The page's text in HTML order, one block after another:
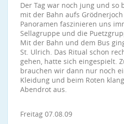
Der Tag war noch jung und so
mit der Bahn aufs
Panoramen faszinieren uns
Sellagruppe und die
Mit der Bahn und dem Bus
St. Ulrich. Das Ritual schon
gehen, hatte sich eingespielt.
brauchen wir dann nur noch
Kleidung und beim Roten
Abendrot aus.
Freitag 07.08.09